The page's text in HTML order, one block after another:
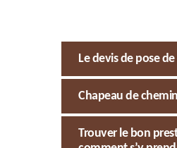
Le devis de pose
Chapeau de
Trouver le bon